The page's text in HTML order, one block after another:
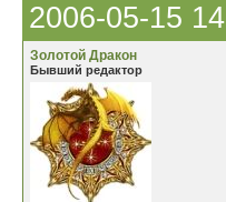
2006-05-15
Золотой Дракон
Бывший редактор